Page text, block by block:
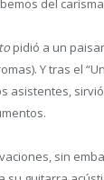
pidió a un
Y tras el
asistentes,
sin